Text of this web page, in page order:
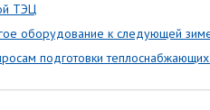
ТЭЦ
оборудование к следующей
подготовки